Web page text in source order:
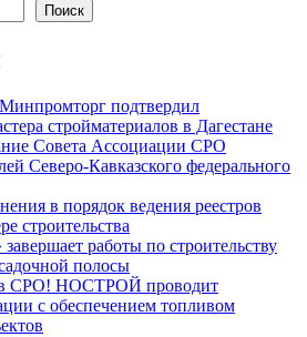
Поиск
подтвердил
стройматериалов в Дагестане
Совета Ассоциации СРО
Северо-Кавказского федерального
в порядок ведения реестров
строительства
работы по строительству
полосы
СРО! НОСТРОЙ проводит
с обеспечением топливом